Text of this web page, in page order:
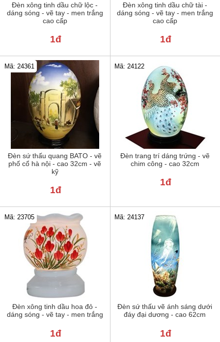
Đèn xông tinh dầu chữ lộc -
dáng sóng - vẽ tay - men trắng
cao cấp
1đ
Đèn xông tinh dầu chữ tài -
dáng sóng - vẽ tay - men trắng
cao cấp
1đ
Đèn sứ thấu quang BATO - vẽ
phố cổ hà nội - cao 32cm - vẽ
kỹ
Mã: 24361
1đ
Đèn trang trí dáng trứng - vẽ
chim công - cao 32cm
Mã: 24122
1đ
Đèn xông tinh dầu hoa đỏ -
dáng sóng - vẽ tay - men trắng
Mã: 23705
1đ
Đèn sứ thấu vẽ ánh sáng dưới
đáy đại dương - cao 62cm
Mã: 24137
1đ